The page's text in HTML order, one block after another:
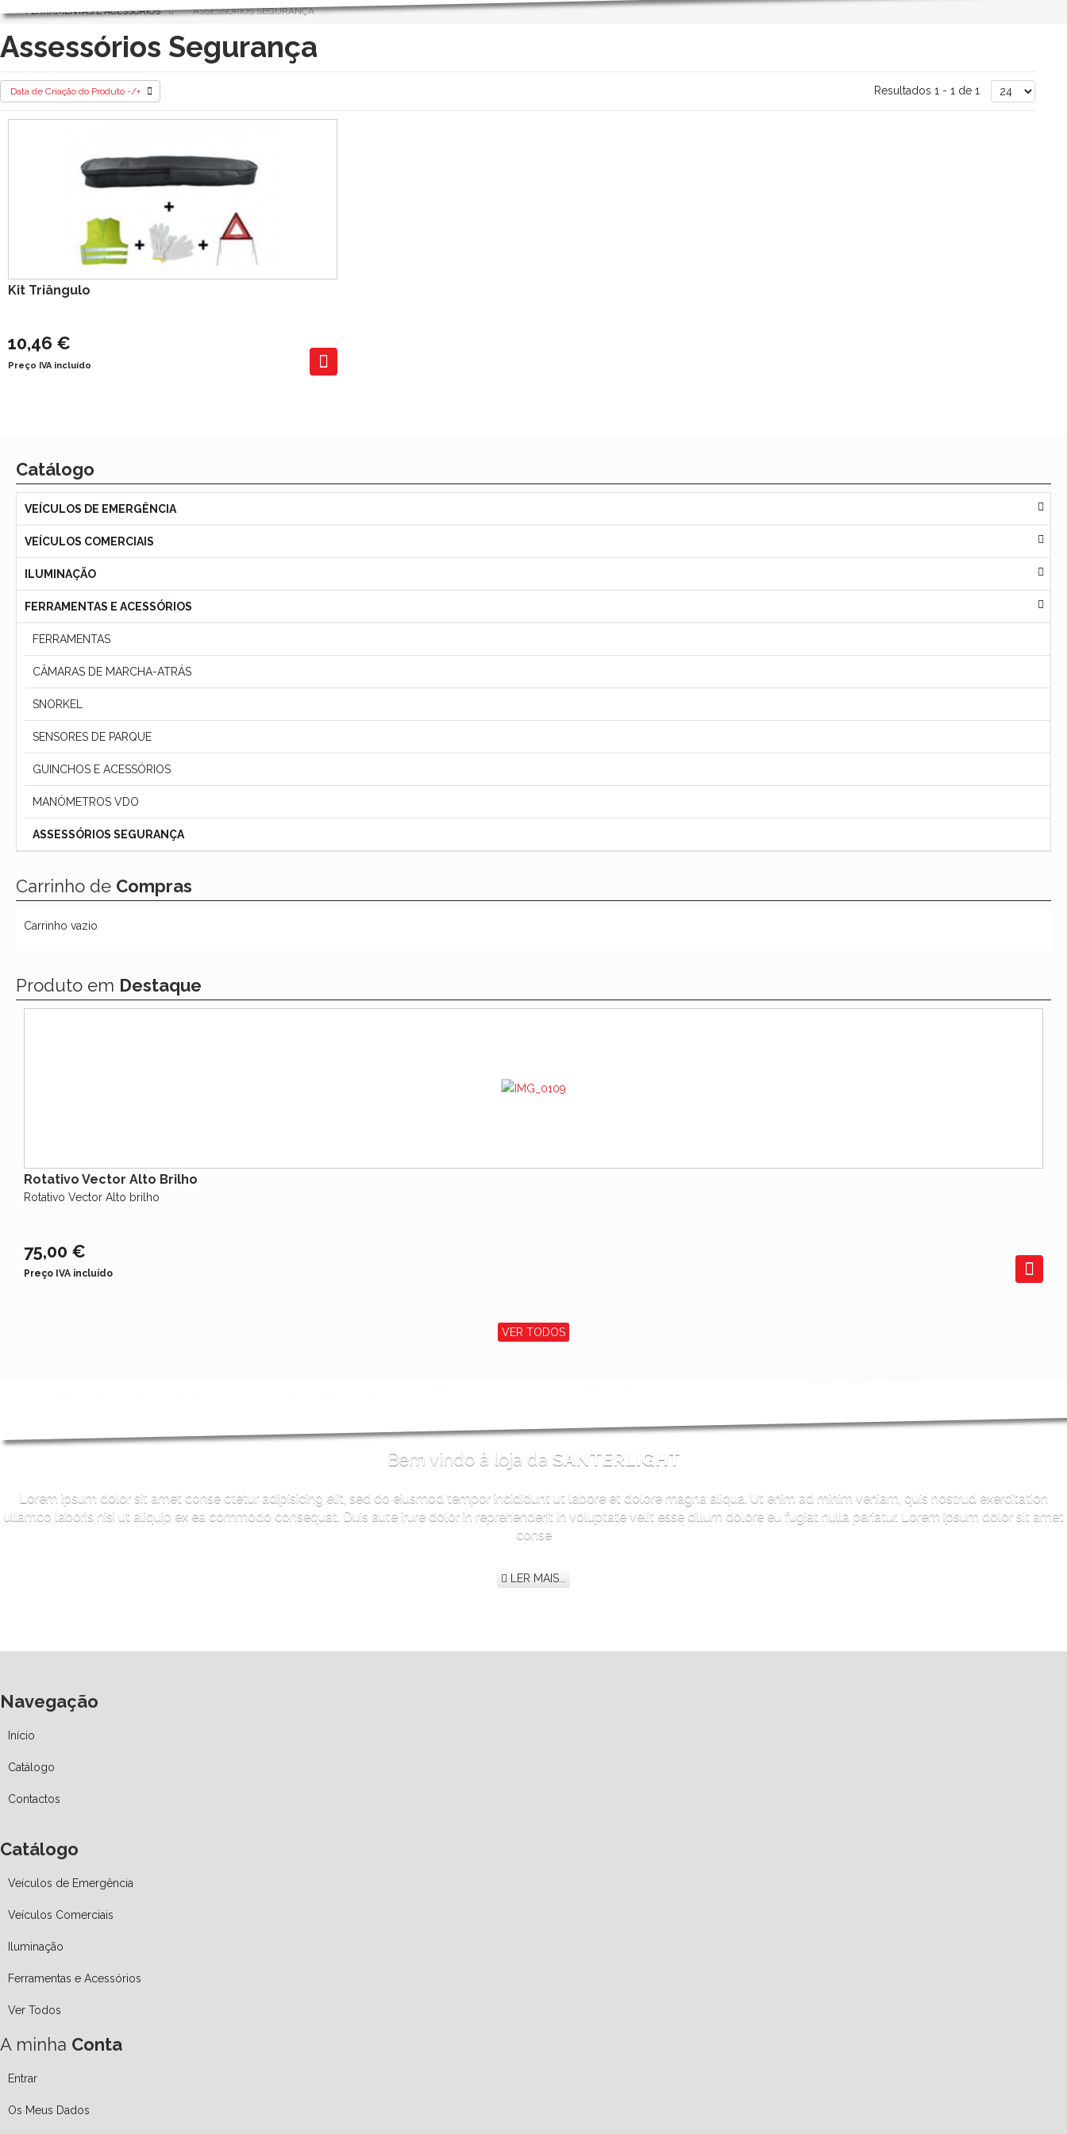
FERRAMENTAS E ACESSÓRIOS ASSESSÓRIOS SEGURANÇA
Assessórios Segurança
Data de Criação do Produto -/+ Resultados 1 - 1 de 1
Kit Triângulo
10,46 €
Preço IVA incluído
Catálogo
VEÍCULOS DE EMERGÊNCIA
VEÍCULOS COMERCIAIS
ILUMINAÇÃO
FERRAMENTAS E ACESSÓRIOS
FERRAMENTAS
CÂMARAS DE MARCHA-ATRÁS
SNORKEL
SENSORES DE PARQUE
GUINCHOS E ACESSÓRIOS
MANÓMETROS VDO
ASSESSÓRIOS SEGURANÇA
Carrinho de Compras
Carrinho vazio
Produto em Destaque
Rotativo Vector Alto Brilho
Rotativo Vector Alto brilho
75,00 €
Preço IVA incluído
VER TODOS
Bem vindo à loja da SANTERLIGHT
Lorem ipsum dolor sit amet conse ctetur adipisicing elit, sed do eiusmod tempor incididunt ut labore et dolore magna aliqua. Ut enim ad minim veniam, quis nostrud exercitation
ullamco laboris nisi ut aliquip ex ea commodo consequat. Duis aute irure dolor in reprehenderit in voluptate velit esse cillum dolore eu fugiat nulla pariatur. Lorem ipsum dolor sit amet
conse
LER MAIS...
Navegação
Início
Catálogo
Contactos
Catálogo
Veículos de Emergência
Veículos Comerciais
Iluminação
Ferramentas e Acessórios
Ver Todos
A minha Conta
Entrar
Os Meus Dados